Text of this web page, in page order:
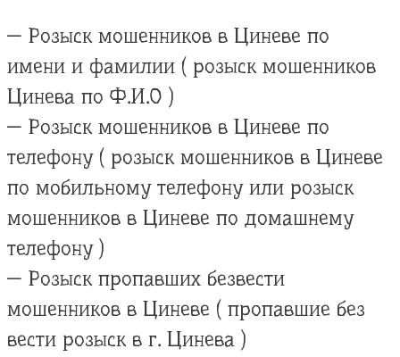
— Розыск мошенников в Циневе по
имени и фамилии ( розыск мошенников
Цинева по Ф.И.О )
— Розыск мошенников в Циневе по
телефону ( розыск мошенников в Циневе
по мобильному телефону или розыск
мошенников в Циневе по домашнему
телефону )
— Розыск пропавших безвести
мошенников в Циневе ( пропавшие без
вести розыск в г. Цинева )